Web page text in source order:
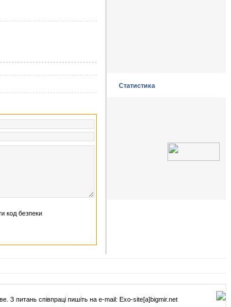
Статистика
З питань співпраці пишіть на e-mail: Exo-site[а]bigmir.net